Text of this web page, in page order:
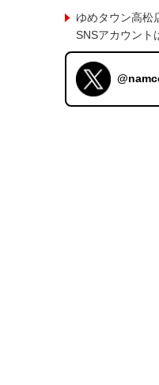
ゆめタウン高松
SNSアカウント